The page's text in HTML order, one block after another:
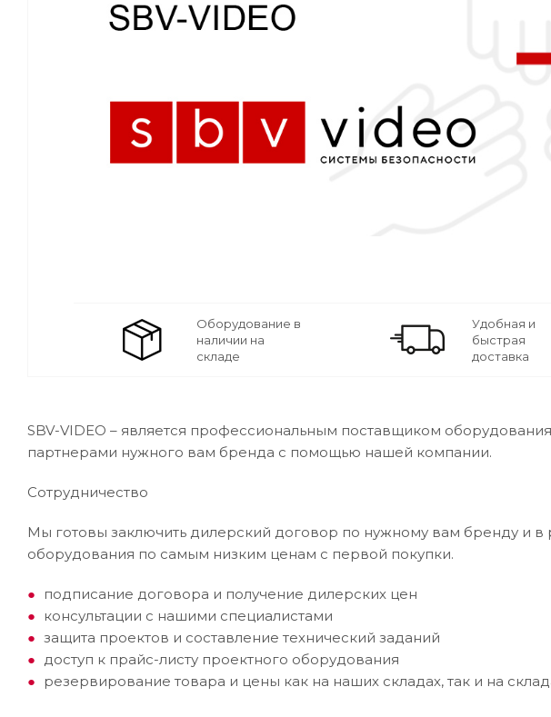
Оборудование в
наличии на
складе
Удобная и
быстрая
доставка
SBV-VIDEO – является профессиональным поставщиком
партнерами нужного вам бренда с помощью нашей компании.
Сотрудничество
Мы готовы заключить дилерский договор по нужному вам бренду и в
оборудования по самым низким ценам с первой покупки.
подписание договора и получение дилерских цен
консультации с нашими специалистами
защита проектов и составление технический заданий
доступ к прайс-листу проектного оборудования
резервирование товара и цены как на наших складах, так и на